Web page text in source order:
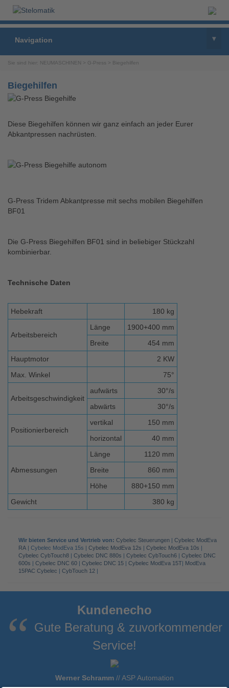
Navigation ▾
Sie sind hier: NEUMASCHINEN > G-Press > Biegehilfen
Biegehilfen
Diese Biegehilfen können wir ganz einfach an jeder Eurer
Abkantpressen nachrüsten.
G-Press Tridem Abkantpresse mit sechs mobilen Biegehilfen
BF01
Die G-Press Biegehilfen BF01 sind in beliebiger Stückzahl
kombinierbar.
Technische Daten
Hebekraft 180 kg
Arbeitsbereich
Länge
1900+400 mm
Breite
454 mm
Hauptmotor
2 KW
Max. Winkel
75°
Arbeitsgeschwindigkeit
aufwärts
30°/s
abwärts
30°/s
Positionierbereich
vertikal
150 mm
horizontal
40 mm
Abmessungen
Länge
1120 mm
Breite
860 mm
Höhe
880+150 mm
Gewicht
380 kg
Wir bieten Service und Vertrieb von: Cybelec Steuerungen | Cybelec ModEva
RA | Cybelec ModEva 15s | Cybelec ModEva 12s | Cybelec ModEva 10s |
Cybelec CybTouch8 | Cybelec DNC 880s | Cybelec CybTouch6 | Cybelec DNC
600s | Cybelec DNC 60 | Cybelec DNC 15 | Cybelec ModEva 15T| ModEva
15PAC Cybelec | CybTouch 12 |
Kundenecho
Gute Beratung & zuvorkommender
Service!
Werner Schramm //ASP Automation